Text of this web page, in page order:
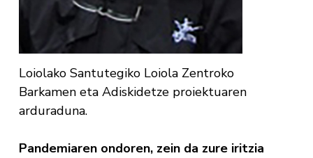
Loiolako Santutegiko Loiola Zentroko
Barkamen eta Adiskidetze proiektuaren
arduraduna.
Pandemiaren ondoren, zein da zure iritzia